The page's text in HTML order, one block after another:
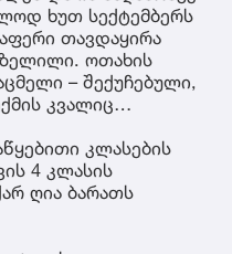
ხუთ სექტემბერს
თავდაყირა
ოთახის
– შექუჩებული,
კვალიც…
კლასების
4 კლასის
ღია ბარათს